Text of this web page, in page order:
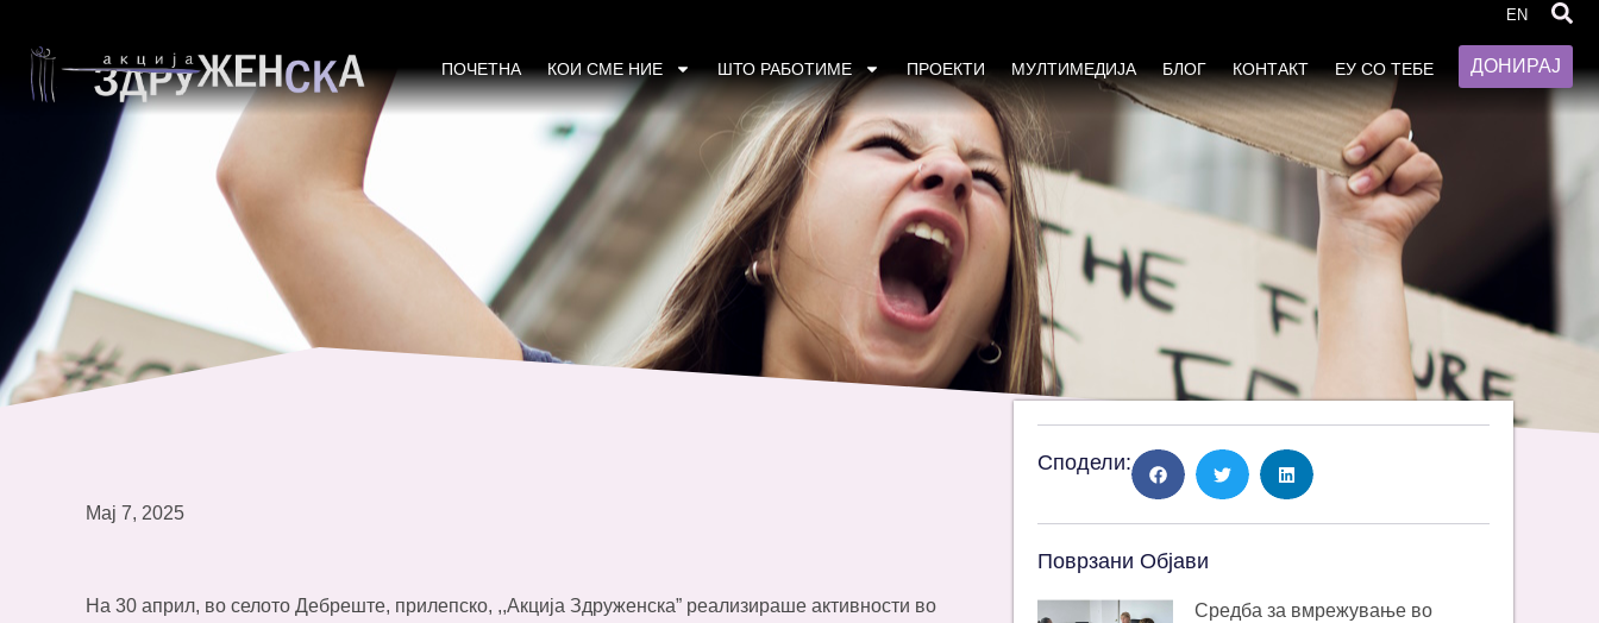
EN
ПОЧЕТНА КОИ СМЕ НИЕ ШТО РАБОТИМЕ ПРОЕКТИ МУЛТИМЕДИЈА БЛОГ КОНТАКТ ЕУ СО ТЕБЕ ДОНИРАЈ
Мај 7, 2025
На 30 април, во селото Дебреште, прилепско, ,,Акција Здруженска” реализираше активности во
Сподели:
Поврзани Објави
Средба за вмрежување во